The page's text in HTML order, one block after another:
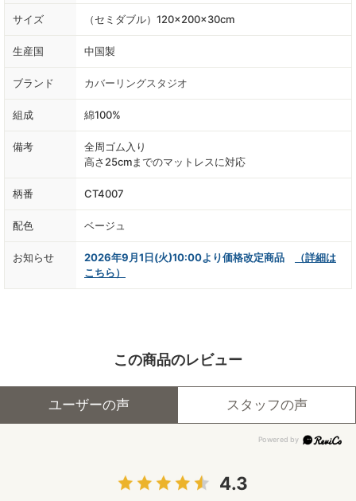
サイズ （セミダブル）120×200×30cm
生産国 中国製
ブランド カバーリングスタジオ
組成 綿100%
備考
全周ゴム入り
高さ25cmまでのマットレスに対応
柄番 CT4007
配色 ベージュ
お知らせ 2026年9月1日(火)10:00より価格改定商品
（詳細は
こちら）
この商品のレビュー
ユーザーの声 スタッフの声
4.3